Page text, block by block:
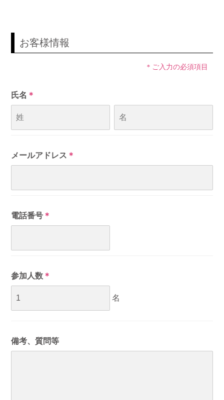
お客様情報
＊ご入力の必須項目
氏名 ＊
メールアドレス ＊
電話番号 ＊
参加人数 ＊
名
備考、質問等